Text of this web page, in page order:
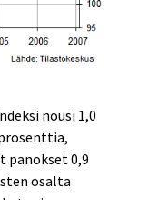
nousi 1,0
panokset 0,9
osalta